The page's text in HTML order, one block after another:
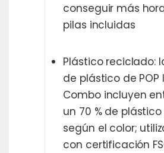
conseguir más
pilas incluidas
Plástico reciclado:
de plástico de POP
Combo incluyen
un 70 % de
según el color;
con certificación